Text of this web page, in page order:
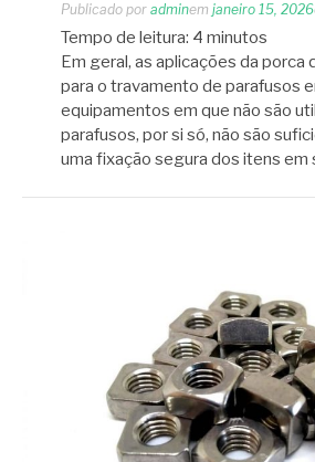
Publicado por adminem janeiro 15, 2026
Tempo de leitura: 4 minutos
Em geral, as aplicações da porca
para o travamento de parafusos
equipamentos em que não são
parafusos, por si só, não são
uma fixação segura dos itens